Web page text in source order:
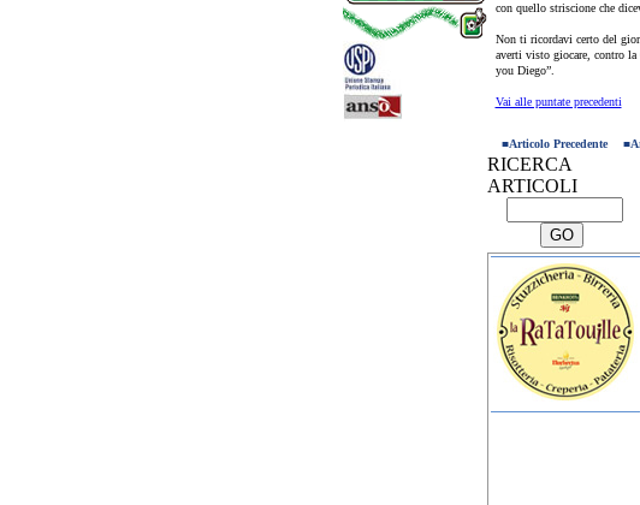
con quello striscione che
Non ti ricordavi certo del
averti visto giocare, contro
you Diego”.
Vai alle puntate precedenti
■Articolo Precedente ■
RICERCA
ARTICOLI